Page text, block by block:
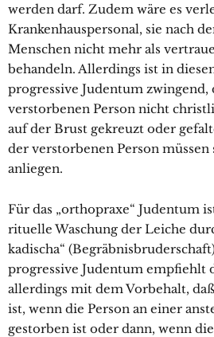
werden darf. Zudem wäre es
Krankenhauspersonal, sie nach
Menschen nicht mehr als
behandeln. Allerdings ist in
progressive Judentum zwingend,
verstorbenen Person nicht
auf der Brust gekreuzt oder
der verstorbenen Person
anliegen.
Für das „orthopraxe“ Judentum
rituelle Waschung der Leiche
kadischa“
progressive Judentum empfiehlt
allerdings mit dem Vorbehalt,
ist, wenn die Person an einer
gestorben ist oder dann, wenn